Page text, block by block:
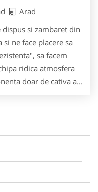
Arad
si zambaret din
ne face placere sa
sa facem
ridica atmosfera
doar de cativa a...